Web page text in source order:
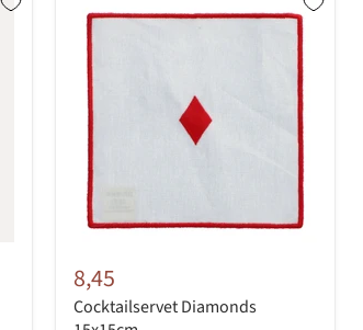
8,45
Cocktailservet Diamonds